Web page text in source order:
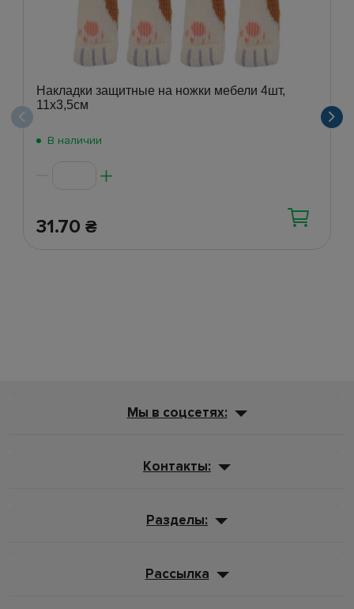
Накладки защитные на ножки мебели 4шт,
11х3,5см
В наличии
31.70 ₴
Мы в соцсетях:
Контакты:
Разделы:
Рассылка